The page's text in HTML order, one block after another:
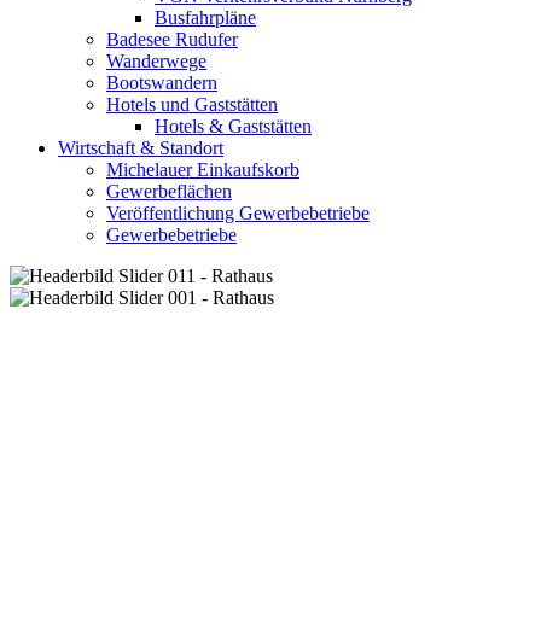
Busfahrpläne
Badesee Rudufer
Wanderwege
Bootswandern
Hotels und Gaststätten
Hotels & Gaststätten
Wirtschaft & Standort
Michelauer Einkaufskorb
Gewerbeflächen
Veröffentlichung Gewerbebetriebe
Gewerbebetriebe